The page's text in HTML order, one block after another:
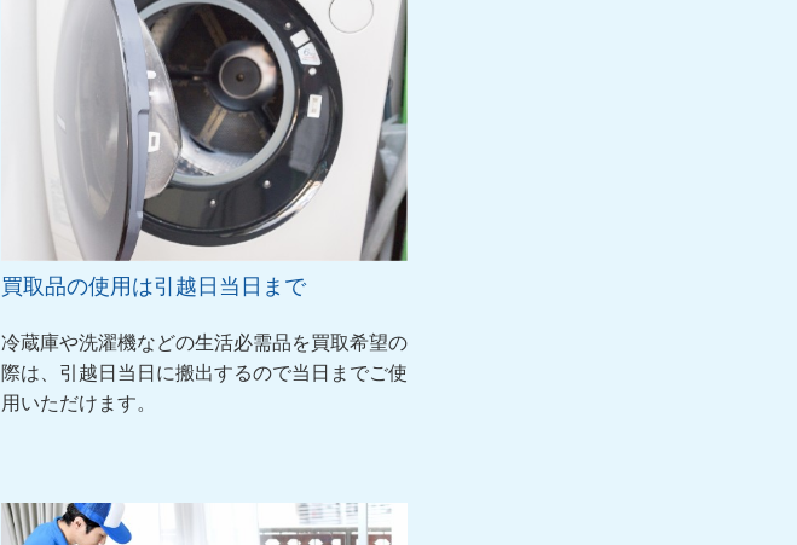
買取品の使用は引越日当日まで
冷蔵庫や洗濯機などの生活必需品を買取希望の
際は、引越日当日に搬出するので当日までご使
用いただけます。